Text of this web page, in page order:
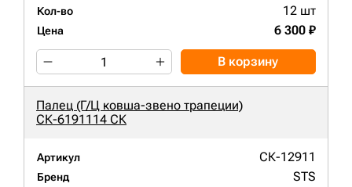
Кол-во 12 шт
Цена 6 300 ₽
В корзину
Палец (Г/Ц ковша-звено трапеции)
СК-6191114 СК
Артикул СК-12911
Бренд STS